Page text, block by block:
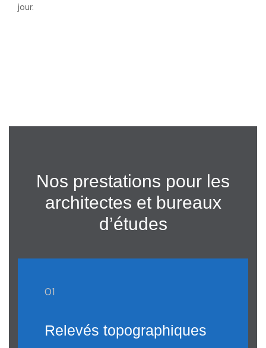
jour.
Nos prestations pour les
architectes et bureaux
d’études
01
Relevés topographiques